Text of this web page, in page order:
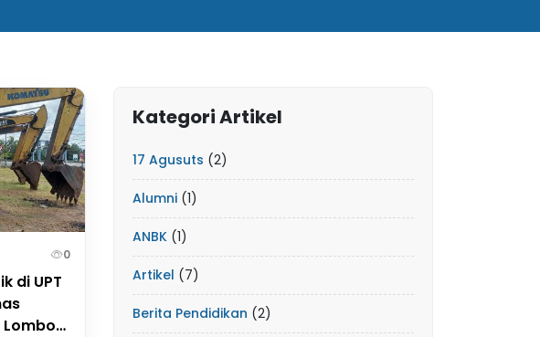
0
di UPT
Kategori Artikel
17 Agusuts (2)
Alumni (1)
ANBK (1)
Artikel (7)
Berita Pendidikan (2)